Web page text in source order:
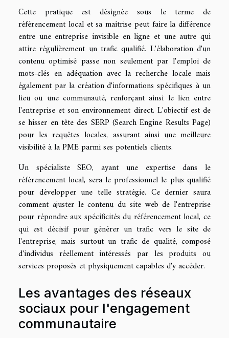
Cette pratique est désignée sous le terme de
référencement local et sa maîtrise peut faire la différence
entre une entreprise invisible en ligne et une autre qui
attire régulièrement un trafic qualifié. L'élaboration d'un
contenu optimisé passe non seulement par l'emploi de
mots-clés en adéquation avec la recherche locale mais
également par la création d'informations spécifiques à un
lieu ou une communauté, renforçant ainsi le lien entre
l'entreprise et son environnement direct. L'objectif est de
se hisser en tête des SERP (Search Engine Results Page)
pour les requêtes locales, assurant ainsi une meilleure
visibilité à la PME parmi ses potentiels clients.
Un spécialiste SEO, ayant une expertise dans le
référencement local, sera le professionnel le plus qualifié
pour développer une telle stratégie. Ce dernier saura
comment ajuster le contenu du site web de l'entreprise
pour répondre aux spécificités du référencement local, ce
qui est décisif pour générer un trafic vers le site de
l'entreprise, mais surtout un trafic de qualité, composé
d'individus réellement intéressés par les produits ou
services proposés et physiquement capables d'y accéder.
Les avantages des réseaux
sociaux pour l'engagement
communautaire